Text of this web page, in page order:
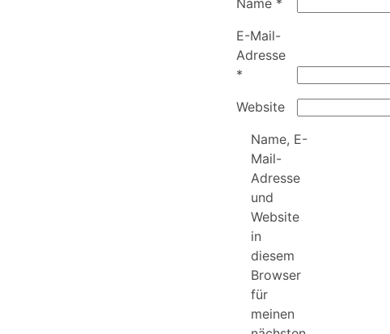
E-Mail-
Adresse
*
Website
Name, E-
Mail-
Adresse
und
Website
in
diesem
Browser
für
meinen